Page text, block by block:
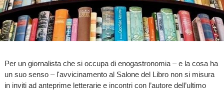
Per un giornalista che si occupa di enogastronomia – e la cosa ha
un suo senso – l'avvicinamento al Salone del Libro non si misura
in inviti ad anteprime letterarie e incontri con l’autore dell’ultimo